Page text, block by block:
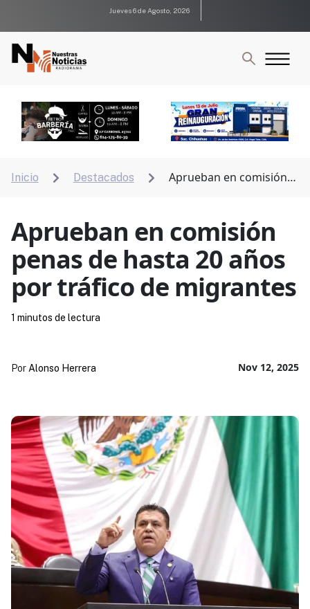
Jueves 6 de Agosto, 2026
Inicio  Destacados 
Aprueban en comisión
Aprueban en comisión
penas de hasta 20 años
por tráfico de migrantes
Nov 12, 2025
Por Alonso Herrera
1 minutos de lectura